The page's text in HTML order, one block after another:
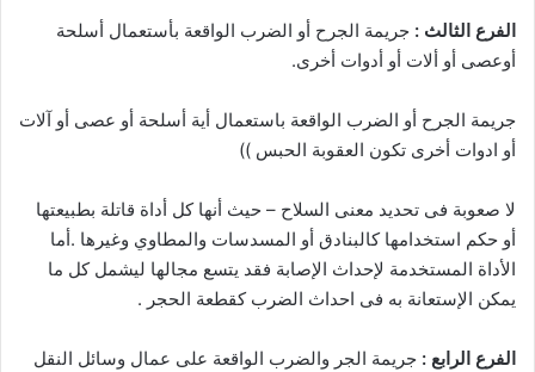
الفرع الثالث : جريمة الجرح أو الضرب الواقعة بأستعمال أسلحة
أوعصى أو ألات أو أدوات أخرى.
جريمة الجرح أو الضرب الواقعة باستعمال أية أسلحة أو عصى أو آلات
أو ادوات أخرى تكون العقوبة الحبس ))
لا صعوبة فى تحديد معنى السلاح – حيث أنها كل أداة قاتلة بطبيعتها
أو حكم استخدامها كالبنادق أو المسدسات والمطاوي وغيرها .أما
الأداة المستخدمة لإحداث الإصابة فقد يتسع مجالها ليشمل كل ما
يمكن الإستعانة به فى احداث الضرب كقطعة الحجر .
الفرع الرابع : جريمة الجر والضرب الواقعة على عمال وسائل النقل